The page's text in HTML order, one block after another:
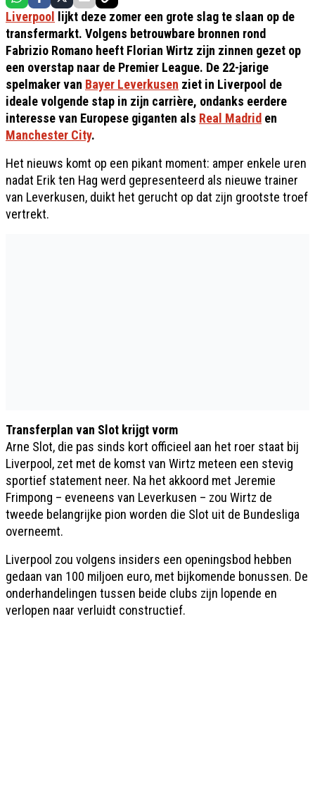
Liverpool
lijkt deze zomer een grote slag te slaan op de
transfermarkt. Volgens betrouwbare bronnen rond
Fabrizio Romano heeft Florian Wirtz zijn zinnen gezet op
een overstap naar de Premier League. De 22-jarige
spelmaker van Bayer Leverkusen ziet in Liverpool de
ideale volgende stap in zijn carrière, ondanks eerdere
interesse van Europese giganten als Real Madrid en
Manchester City.
Het nieuws komt op een pikant moment: amper enkele uren
nadat Erik ten Hag werd gepresenteerd als nieuwe trainer
van Leverkusen, duikt het gerucht op dat zijn grootste troef
vertrekt.
Transferplan van Slot krijgt vorm
Arne Slot, die pas sinds kort officieel aan het roer staat bij
Liverpool, zet met de komst van Wirtz meteen een stevig
sportief statement neer. Na het akkoord met Jeremie
Frimpong – eveneens van Leverkusen – zou Wirtz de
tweede belangrijke pion worden die Slot uit de Bundesliga
overneemt.
Liverpool zou volgens insiders een openingsbod hebben
gedaan van 100 miljoen euro, met bijkomende bonussen. De
onderhandelingen tussen beide clubs zijn lopende en
verlopen naar verluidt constructief.